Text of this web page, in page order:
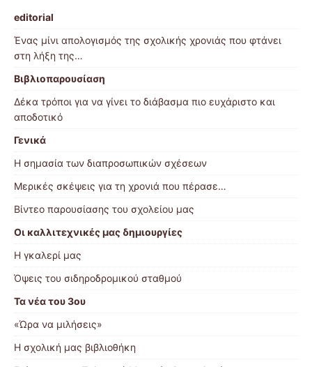
editorial
Ένας μίνι απολογισμός της σχολικής χρονιάς που φτάνει
στη λήξη της…
Βιβλιοπαρουσίαση
Δέκα τρόποι για να γίνει το διάβασμα πιο ευχάριστο και
αποδοτικό
Γενικά
Η σημασία των διαπροσωπικών σχέσεων
Μερικές σκέψεις για τη χρονιά που πέρασε…
Βίντεο παρουσίασης του σχολείου μας
Οι καλλιτεχνικές μας δημιουργίες
Η γκαλερί μας
Όψεις του σιδηροδρομικού σταθμού
Τα νέα του 3ου
«Ώρα να μιλήσεις»
Η σχολική μας βιβλιοθήκη